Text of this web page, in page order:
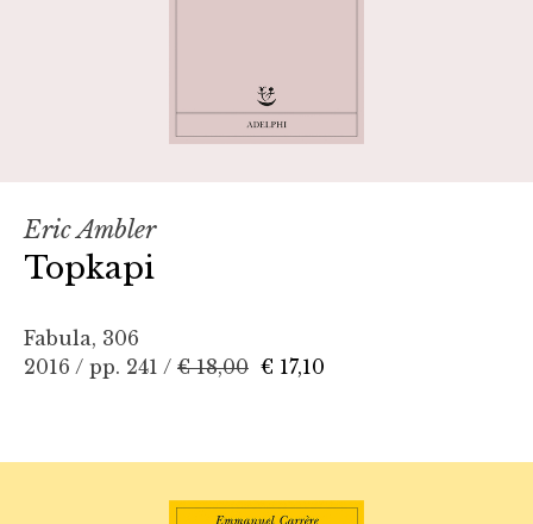
Eric Ambler
Topkapi
Fabula, 306
2016 / pp. 241 / € 18,00 € 17,10